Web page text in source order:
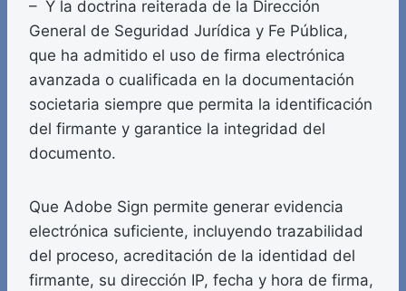
– Y la doctrina reiterada de la Dirección
General de Seguridad Jurídica y Fe Pública,
que ha admitido el uso de firma electrónica
avanzada o cualificada en la documentación
societaria siempre que permita la identificación
del firmante y garantice la integridad del
documento.
Que Adobe Sign permite generar evidencia
electrónica suficiente, incluyendo trazabilidad
del proceso, acreditación de la identidad del
firmante, su dirección IP, fecha y hora de firma,